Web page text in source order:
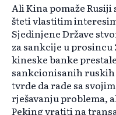
Ali Kina pomaže
šteti vlastitim
Sjedinjene Države
za sankcije u prosincu
kineske banke
sankcionisanih
tvrde da rade sa
rješavanju problema,
Peking vratiti na